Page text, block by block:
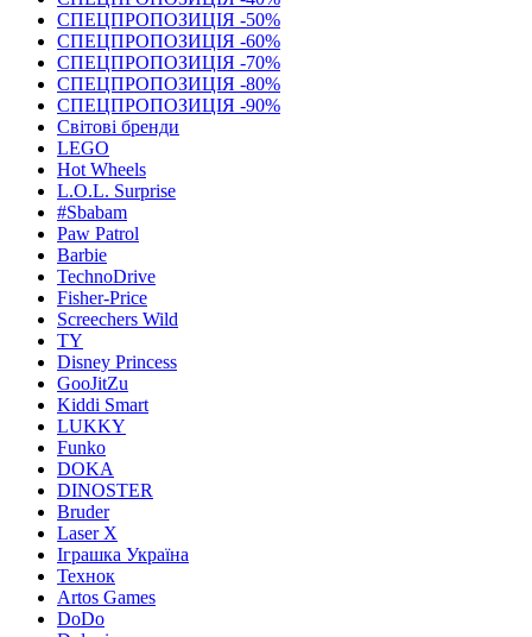
СПЕЦПРОПОЗИЦІЯ -50%
СПЕЦПРОПОЗИЦІЯ -60%
СПЕЦПРОПОЗИЦІЯ -70%
СПЕЦПРОПОЗИЦІЯ -80%
СПЕЦПРОПОЗИЦІЯ -90%
Світові бренди
LEGO
Hot Wheels
L.O.L. Surprise
#Sbabam
Paw Patrol
Barbie
TechnoDrive
Fisher-Price
Screechers Wild
TY
Disney Princess
GooJitZu
Kiddi Smart
LUKKY
Funko
DOKA
DINOSTER
Bruder
Laser X
Іграшка Україна
Технок
Artos Games
DoDo